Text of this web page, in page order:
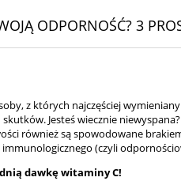
ODPORNOŚĆ? 3
z których najczęściej
Jesteś wiecznie
również są spowodowane
(czyli
dawkę witaminy C!